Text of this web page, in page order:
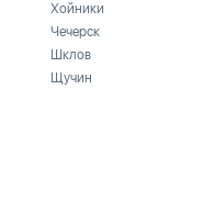
Хойники
Чечерск
Шклов
Щучин